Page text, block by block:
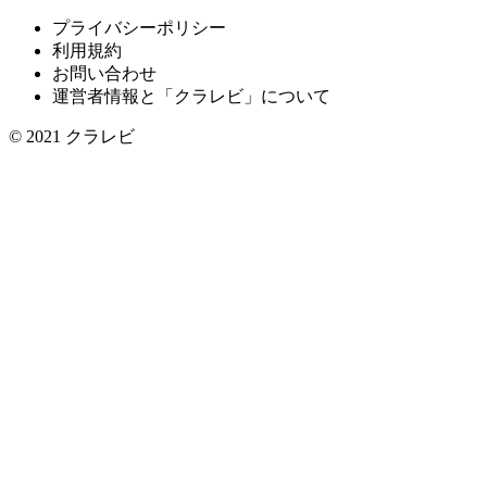
プライバシーポリシー
利用規約
お問い合わせ
運営者情報と「クラレビ」について
© 2021 クラレビ